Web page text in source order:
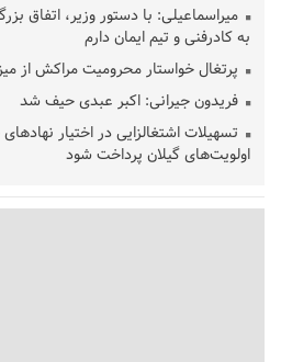
میراسماعیلی: با دستور وزیر، اتفاق
به کادرفنی و تیم ایمان دارم
پرتغال خواستار محرومیت مراکش از
فریدون جیرانی: اکبر عبدی حیف شد
تسهیلات اشتغالزایی در اختیار
اولویت‌های گیلان پرداخت شود
قلعه‌نویی مشخص شد